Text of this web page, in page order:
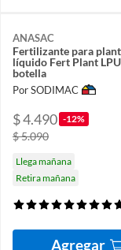
ANASAC
Fertilizante para
líquido Fert Plant
botella
Por SODIMAC
$ 4.490 -12%
$ 5.090
Llega mañana
Retira mañana
Agregar